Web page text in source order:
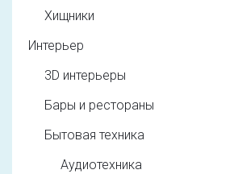
Хищники
Интерьер
3D интерьеры
Бары и рестораны
Бытовая техника
Аудиотехника